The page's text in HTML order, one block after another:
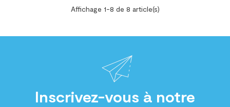
Affichage 1-8 de 8 article(s)
Inscrivez-vous à notre